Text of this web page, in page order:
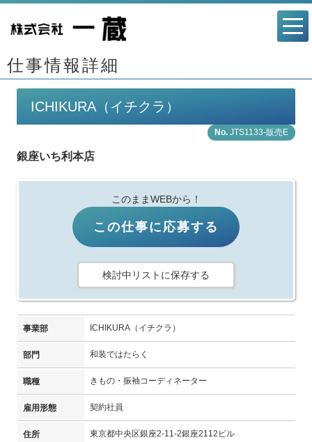
仕事情報詳細
ICHIKURA（イチクラ）
JTS1133-販売E
銀座いち利本店
このままWEBから！
この仕事に応募する
検討中リストに保存する
事業部 ICHIKURA（イチクラ）
部門 和装ではたらく
職種 きもの・振袖コーディネーター
雇用形態 契約社員
住所 東京都中央区銀座2-11-2銀座2112ビル